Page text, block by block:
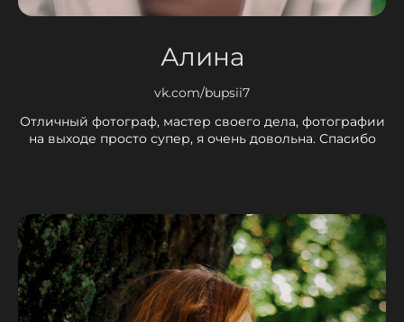
Алина
vk.com/bupsii7
Отличный фотограф, мастер своего дела, фотографии
на выходе просто супер, я очень довольна. Спасибо